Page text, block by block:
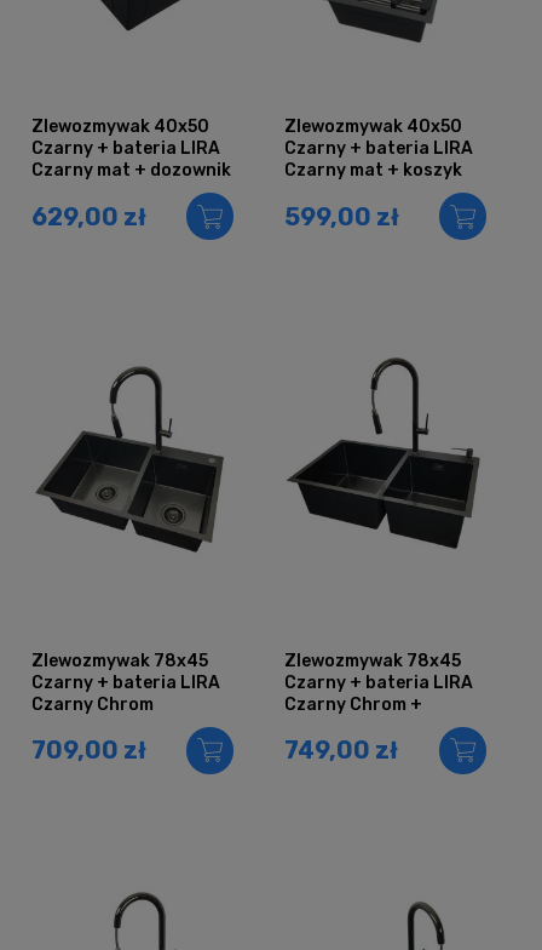
Zlewozmywak 40x50
Czarny + bateria LIRA
Czarny mat + dozownik
+ koszyk teleskopowy
629,00 zł
Zlewozmywak 40x50
Czarny + bateria LIRA
Czarny mat + koszyk
599,00 zł
Zlewozmywak 78x45
Czarny + bateria LIRA
Czarny Chrom
709,00 zł
Zlewozmywak 78x45
Czarny + bateria LIRA
Czarny Chrom +
749,00 zł